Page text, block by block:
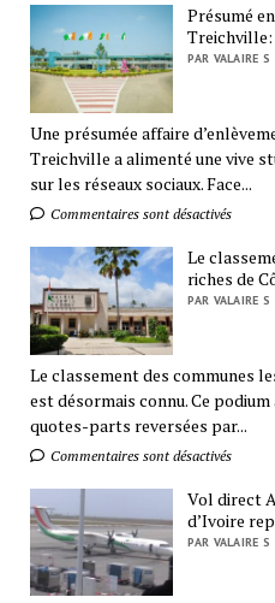
Présumé
Treichville:
PAR VALAIRE S
Une présumée affaire
Treichville a alimenté une vive
sur les réseaux sociaux. Face...
Commentaires sont désactivés
Le
riches de
PAR VALAIRE S
Le classement des communes
est désormais connu. Ce
quotes-parts reversées par...
Commentaires sont désactivés
Vol direct
d’Ivoire
PAR VALAIRE S